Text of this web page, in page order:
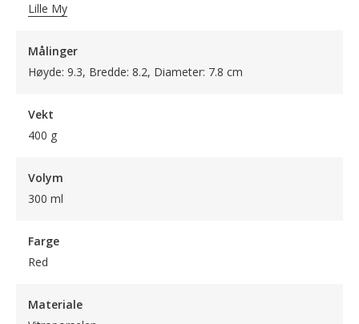
Lille My
Målinger
Høyde: 9.3, Bredde: 8.2, Diameter: 7.8 cm
Vekt
400 g
Volym
300 ml
Farge
Red
Materiale